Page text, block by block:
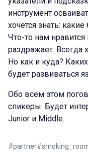
инструмент
хочется знать:
Что-то нам
раздражает. Всегда
Но как и куда?
будет развиваться
Обо всем этом
спикеры. Будет
Junior и Middle.
#partner#